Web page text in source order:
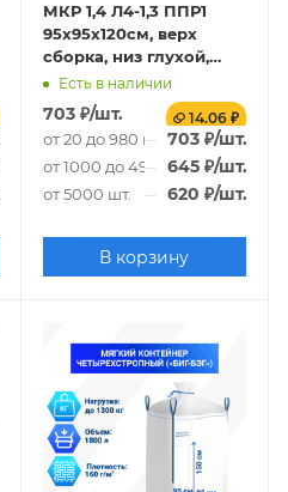
МКР 1,4 Л4-1,3 ППР1
95х95х120см, верх
сборка, низ глухой,
160г/м2
Есть в наличии
703₽/шт. 14.06 ₽
от 20 до 980 шт. 703₽/шт.
от 1000 до 4980 шт.
645₽/шт.
от 5000 шт. 620 ₽/шт.
В корзину